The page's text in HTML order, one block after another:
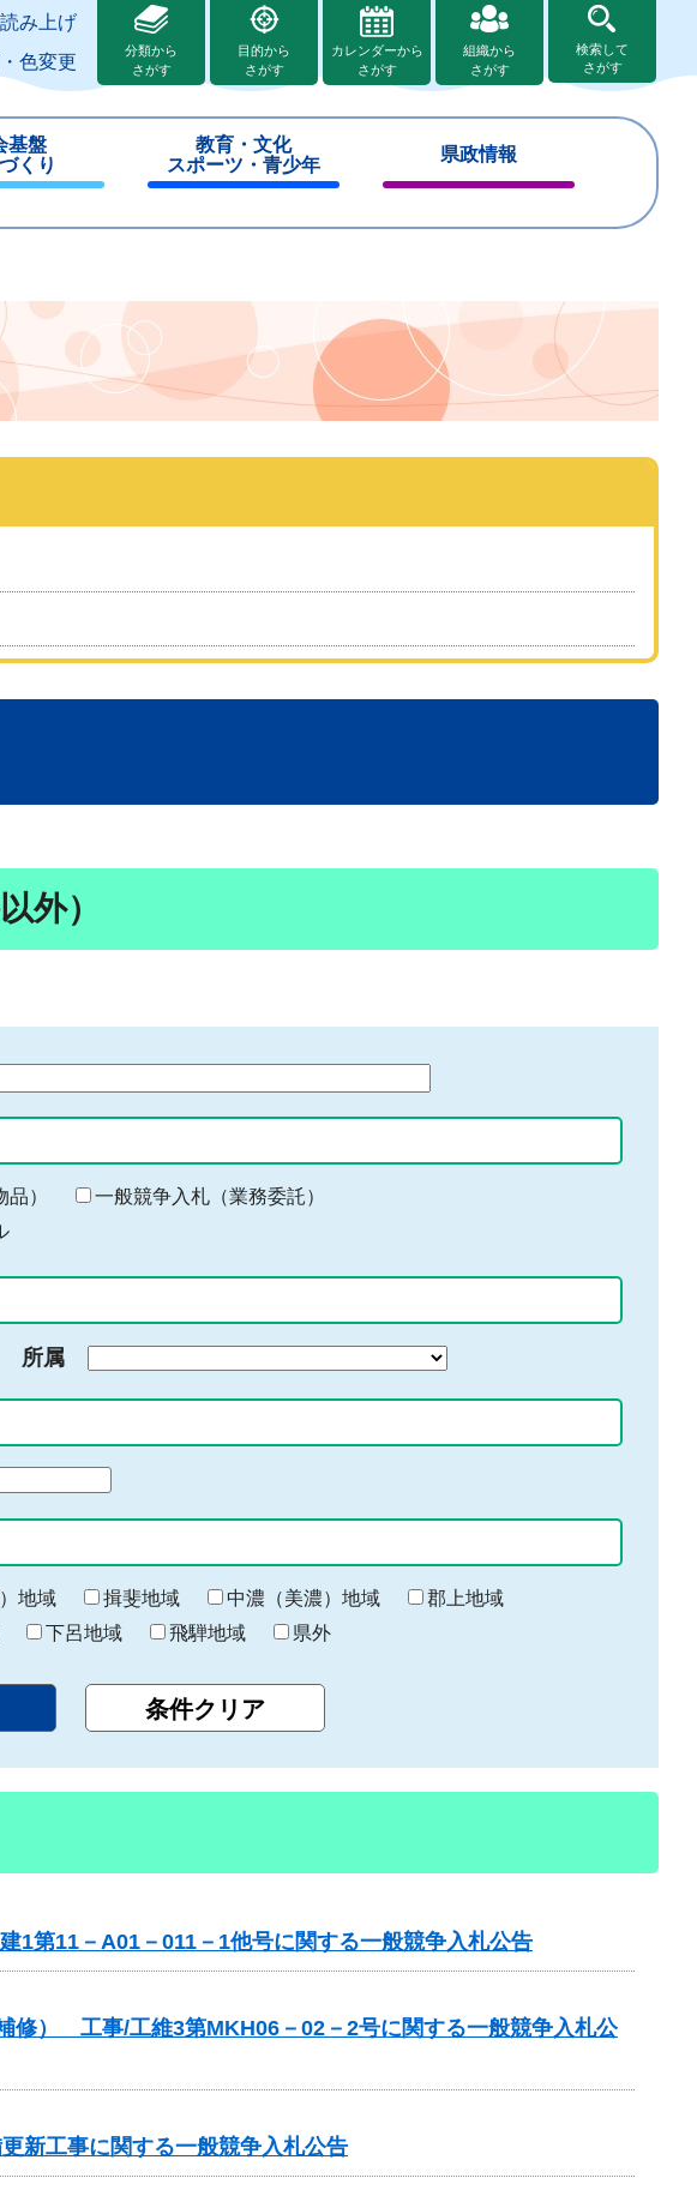
み上げ
色変更
分類から
さがす
目的から
さがす
カレンダーから
さがす
組織から
さがす
検索して
さがす
基盤
くり
教育・文化
スポーツ・青少年
じ
県政情報
じ
外）
）
一般競争入札（業務委託）
所属
地域 揖斐地域 中濃（美濃）地域
郡上地域
下呂地域 飛騨地域 県外
第11－A01－011－1他号に関する一般競争入札公告
修） 工事/工維3第MKH06－02－2号に関する一般競争入札公
新工事に関する一般競争入札公告